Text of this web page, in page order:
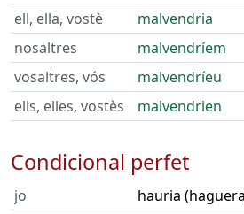
ell, ella, vostè
malvendria
nosaltres
malvendríem
vosaltres, vós
malvendríeu
ells, elles, vostès
malvendrien
Condicional perfet
jo hauria